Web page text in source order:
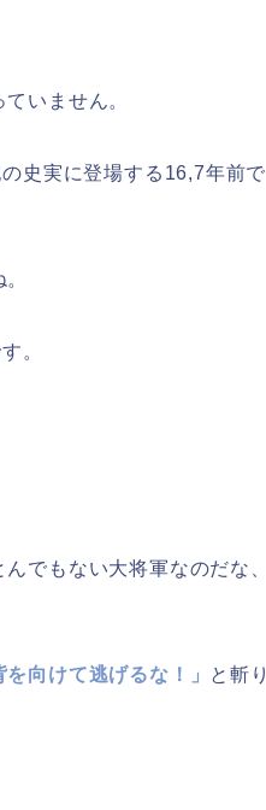
いません。
史実に登場する16,7年前で
。
でもない大将軍なのだな、
を向けて逃げるな！」 と斬り